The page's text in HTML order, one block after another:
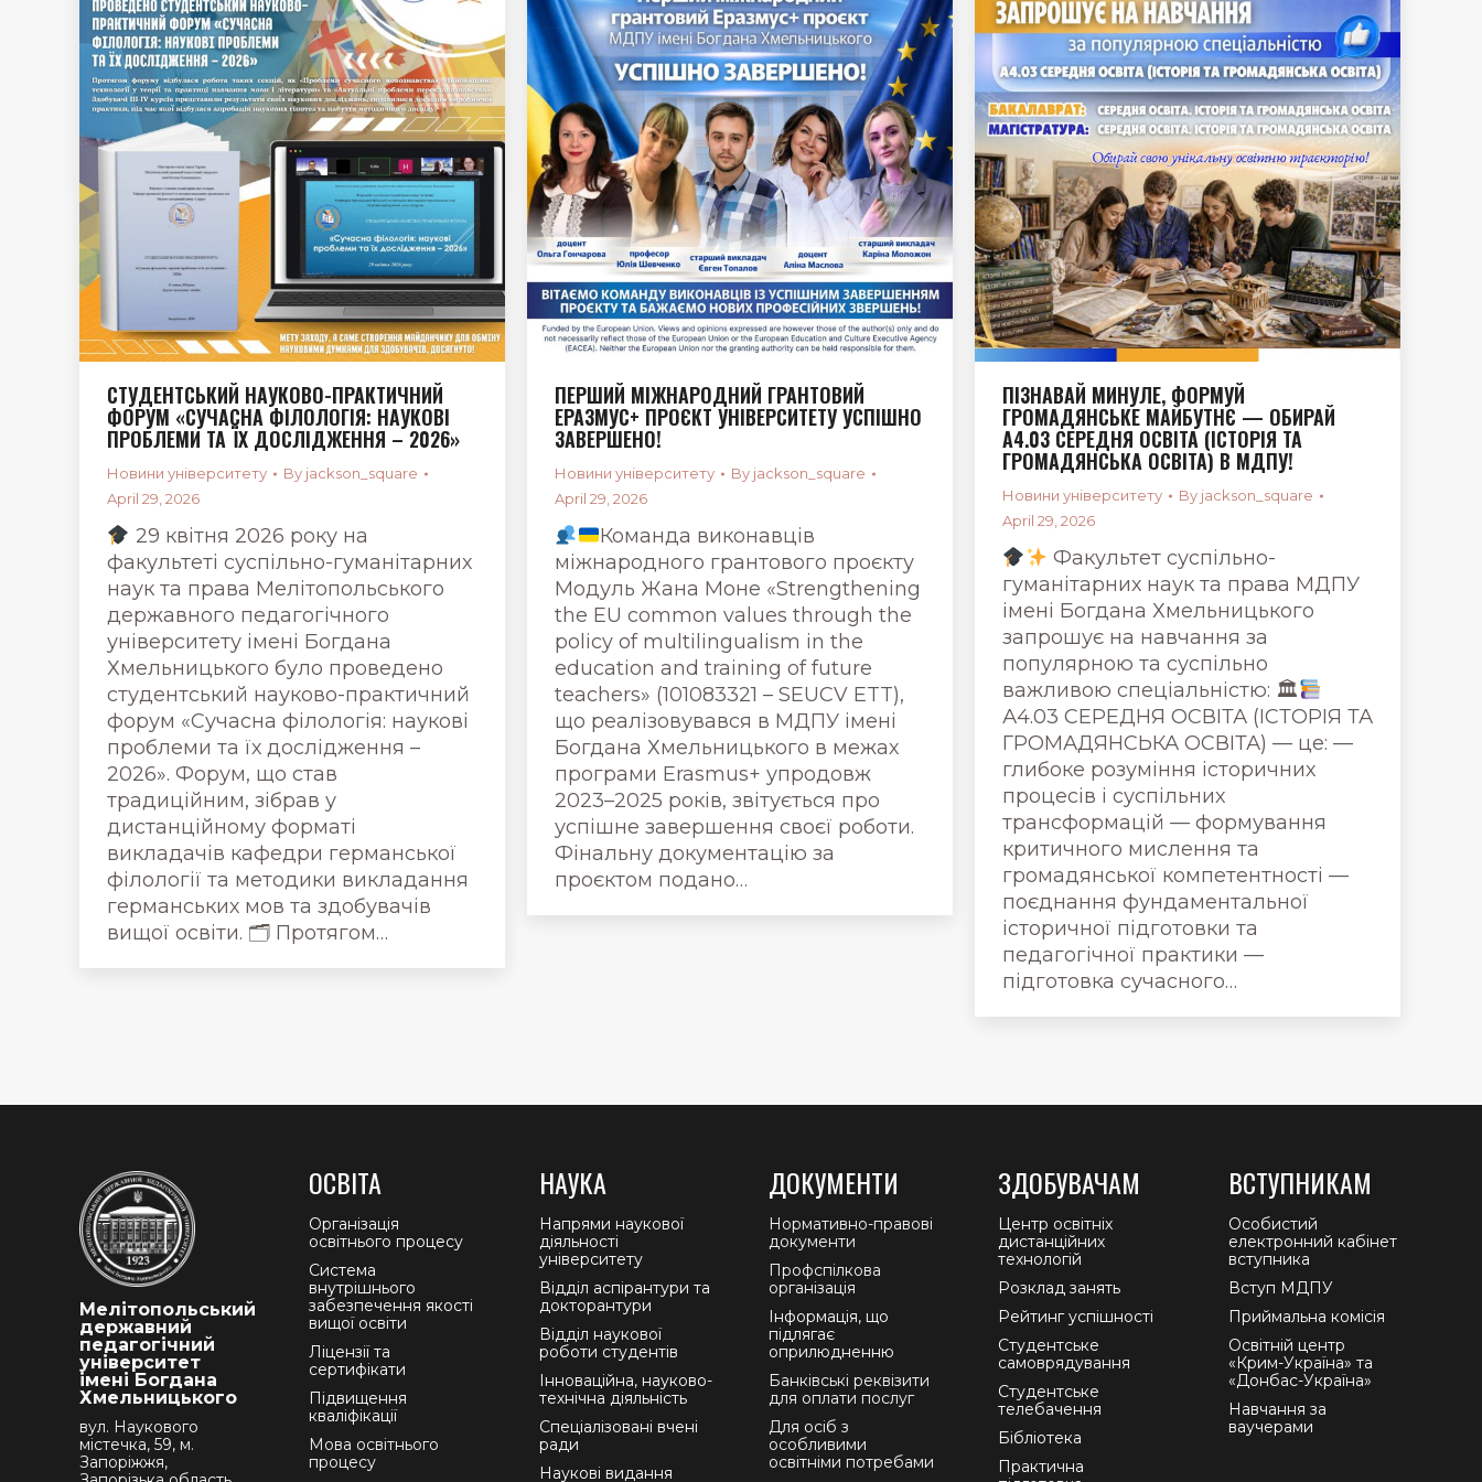
СТУДЕНТСЬКИЙ НАУКОВО-ПРАКТИЧНИЙ
ФОРУМ «СУЧАСНА ФІЛОЛОГІЯ: НАУКОВІ
ПРОБЛЕМИ ТА ЇХ ДОСЛІДЖЕННЯ – 2026»
Новини університету By jackson_square
April 29, 2026
29 квітня 2026 року на
факультеті суспільно-гуманітарних
наук та права Мелітопольського
державного педагогічного
університету імені Богдана
Хмельницького було проведено
студентський науково-практичний
форум «Сучасна філологія: наукові
проблеми та їх дослідження –
2026». Форум, що став
традиційним, зібрав у
дистанційному форматі
викладачів кафедри германської
філології та методики викладання
германських мов та здобувачів
вищої освіти. 🗂 Протягом…
ПЕРШИЙ МІЖНАРОДНИЙ ГРАНТОВИЙ
ЕРАЗМУС+ ПРОЄКТ УНІВЕРСИТЕТУ УСПІШНО
ЗАВЕРШЕНО!
Новини університету By jackson_square
April 29, 2026
Команда виконавців
міжнародного грантового проєкту
Модуль Жана Моне «Strengthening
the EU common values through the
policy of multilingualism in the
education and training of future
teachers» (101083321 – SEUCV ETT),
що реалізовувався в МДПУ імені
Богдана Хмельницького в межах
програми Erasmus+ упродовж
2023–2025 років, звітується про
успішне завершення своєї роботи.
Фінальну документацію за
проєктом подано…
ПІЗНАВАЙ МИНУЛЕ, ФОРМУЙ
ГРОМАДЯНСЬКЕ МАЙБУТНЄ — ОБИРАЙ
А4.03 СЕРЕДНЯ ОСВІТА (ІСТОРІЯ ТА
ГРОМАДЯНСЬКА ОСВІТА) В МДПУ!
Новини університету By jackson_square
April 29, 2026
Факультет суспільно-
гуманітарних наук та права МДПУ
імені Богдана Хмельницького
запрошує на навчання за
популярною та суспільно
важливою спеціальністю: 🏛
А4.03 СЕРЕДНЯ ОСВІТА (ІСТОРІЯ ТА
ГРОМАДЯНСЬКА ОСВІТА) — це: —
глибоке розуміння історичних
процесів і суспільних
трансформацій — формування
критичного мислення та
громадянської компетентності —
поєднання фундаментальної
історичної підготовки та
педагогічної практики —
підготовка сучасного…
Мелітопольський
державний
педагогічний
університет
імені Богдана
Хмельницького
вул. Наукового
містечка, 59, м.
Запоріжжя,
ОСВІТА
Організація
освітнього процесу
Система
внутрішнього
забезпечення якості
вищої освіти
Ліцензії та
сертифікати
Підвищення
кваліфікації
Мова освітнього
процесу
НАУКА
Напрями наукової
діяльності
університету
Відділ аспірантури та
докторантури
Відділ наукової
роботи студентів
Інноваційна, науково-
технічна діяльність
Спеціалізовані вчені
ради
Наукові видання
ДОКУМЕНТИ
Нормативно-правові
документи
Профспілкова
організація
Інформація, що
підлягає
оприлюдненню
Банківські реквізити
для оплати послуг
Для осіб з
особливими
освітніми потребами
ЗДОБУВАЧАМ
Центр освітніх
дистанційних
технологій
Розклад занять
Рейтинг успішності
Студентське
самоврядування
Студентське
телебачення
Бібліотека
Практична
ВСТУПНИКАМ
Особистий
електронний кабінет
вступника
Вступ МДПУ
Приймальна комісія
Освітній центр
«Крим-Україна» та
«Донбас-Україна»
Навчання за
ваучерами